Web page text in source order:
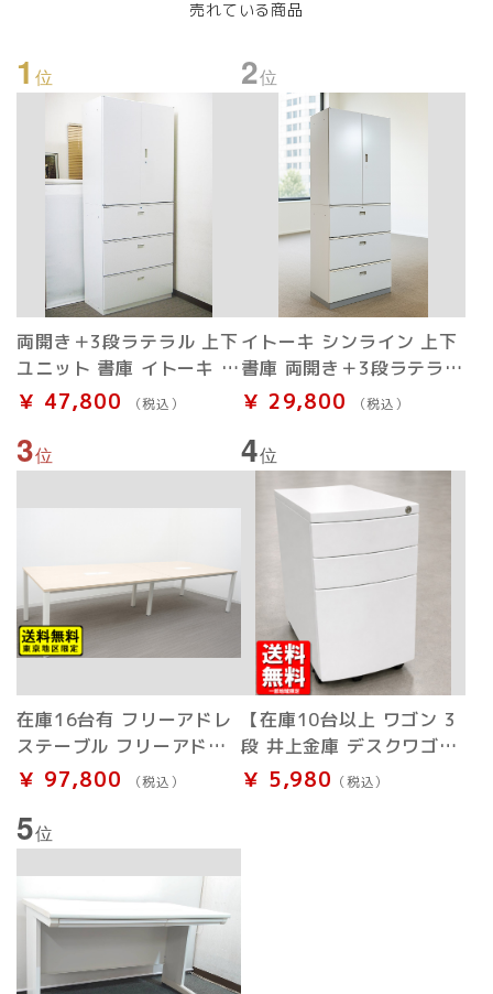
売れている商品
1 位
両開き＋3段ラテラル 上下
ユニット 書庫 イトーキ シ
ンライン 中古
￥ 47,800 （税込）
2位
イトーキ シンライン 上下
書庫 両開き＋3段ラテラル
WE
￥ 29,800 （税込）
3位
在庫16台有 フリーアドレ
ステーブル フリーアドレ
スデスク W3600 大型会
ィスデスク 天板ナチュラ
ル 中古
￥ 97,800 （税込）
4位
【在庫10台以上 ワゴン 3
段 井上金庫 デスクワゴン
ホワイト キャスターワゴ
￥ 5,980 （税込）
5位